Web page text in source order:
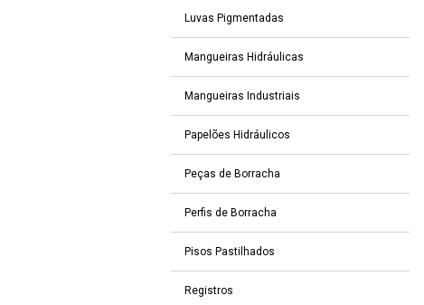
Luvas Pigmentadas
Mangueiras Hidráulicas
Mangueiras Industriais
Papelões Hidráulicos
Peças de Borracha
Perfis de Borracha
Pisos Pastilhados
Registros